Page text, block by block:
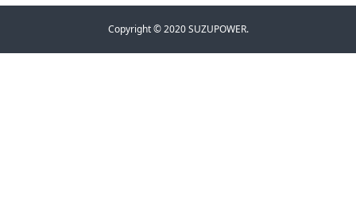
Copyright © 2020 SUZUPOWER.